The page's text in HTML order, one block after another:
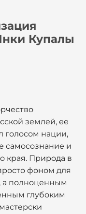
Купалы
землей, ее
голосом нации,
самосознание и
края. Природа в
фоном для
а полноценным
глубоким